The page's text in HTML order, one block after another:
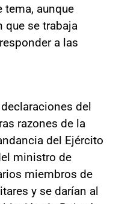
tema, aunque
que se trabaja
a las
del
razones de la
del Ejército
ministro de
miembros de
y se darían al